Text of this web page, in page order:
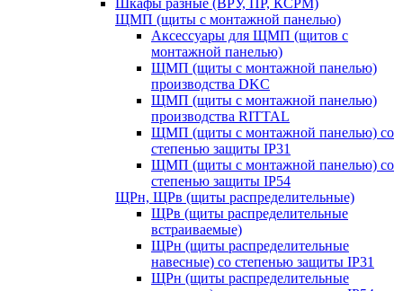
Шкафы разные (ВРУ, ПР, КСРМ)
ЩМП (щиты с монтажной панелью)
Аксессуары для ЩМП (щитов с
монтажной панелью)
ЩМП (щиты с монтажной панелью)
производства DKC
ЩМП (щиты с монтажной панелью)
производства RITTAL
ЩМП (щиты с монтажной панелью) со
степенью защиты IP31
ЩМП (щиты с монтажной панелью) со
степенью защиты IP54
ЩРн, ЩРв (щиты распределительные)
ЩРв (щиты распределительные
встраиваемые)
ЩРн (щиты распределительные
навесные) со степенью защиты IP31
ЩРн (щиты распределительные